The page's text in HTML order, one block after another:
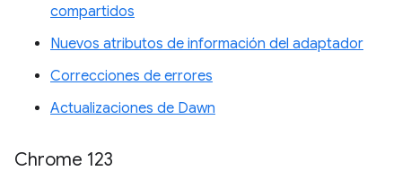
compartidos
Nuevos atributos de información del adaptador
Correcciones de errores
Actualizaciones de Dawn
Chrome 123